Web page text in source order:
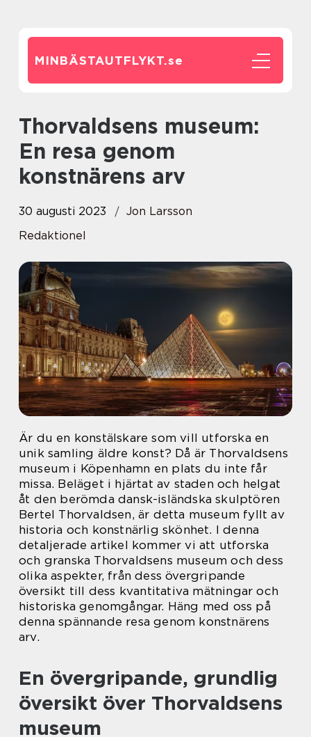
MINBÄSTAUTFLYKT.se
Thorvaldsens museum:
En resa genom
konstnärens arv
30 augusti 2023
Jon Larsson
Redaktionel
Är du en konstälskare som vill utforska en
unik samling äldre konst? Då är Thorvaldsens
museum i Köpenhamn en plats du inte får
missa. Beläget i hjärtat av staden och helgat
åt den berömda dansk-isländska skulptören
Bertel Thorvaldsen, är detta museum fyllt av
historia och konstnärlig skönhet. I denna
detaljerade artikel kommer vi att utforska
och granska Thorvaldsens museum och dess
olika aspekter, från dess övergripande
översikt till dess kvantitativa mätningar och
historiska genomgångar. Häng med oss på
denna spännande resa genom konstnärens
arv.
En övergripande, grundlig
översikt över Thorvaldsens
museum